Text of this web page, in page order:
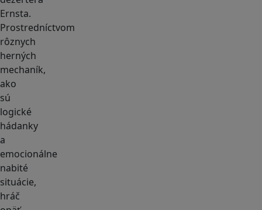
Ernsta.
Prostredníctvom
rôznych
herných
mechaník,
ako
sú
logické
hádanky
a
emocionálne
nabité
situácie,
hráč